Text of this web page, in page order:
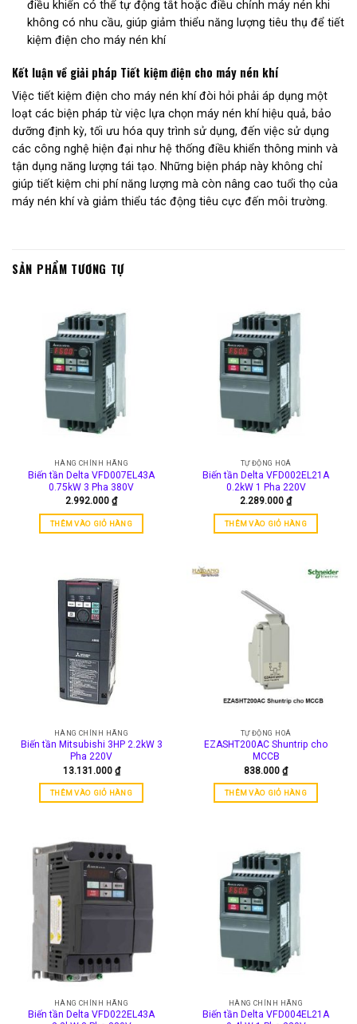
điều khiển có thể tự động tắt hoặc điều chỉnh máy nén khi
không có nhu cầu, giúp giảm thiểu năng lượng tiêu thụ để tiết
kiệm điện cho máy nén khí
Kết luận về giải pháp Tiết kiệm điện cho máy nén khí
Việc tiết kiệm điện cho máy nén khí đòi hỏi phải áp dụng một
loạt các biện pháp từ việc lựa chọn máy nén khí hiệu quả, bảo
dưỡng định kỳ, tối ưu hóa quy trình sử dụng, đến việc sử dụng
các công nghệ hiện đại như hệ thống điều khiển thông minh và
tận dụng năng lượng tái tạo. Những biện pháp này không chỉ
giúp tiết kiệm chi phí năng lượng mà còn nâng cao tuổi thọ của
máy nén khí và giảm thiểu tác động tiêu cực đến môi trường.
SẢN PHẨM TƯƠNG TỰ
HÀNG CHÍNH HÃNG
Biến tần Delta VFD007EL43A
0.75kW 3 Pha 380V
2.992.000 ₫
THÊM VÀO GIỎ HÀNG
TỰ ĐỘNG HOÁ
Biến tần Delta VFD002EL21A
0.2kW 1 Pha 220V
2.289.000 ₫
THÊM VÀO GIỎ HÀNG
HÀNG CHÍNH HÃNG
Biến tần Mitsubishi 3HP 2.2kW 3
Pha 220V
13.131.000 ₫
THÊM VÀO GIỎ HÀNG
TỰ ĐỘNG HOÁ
EZASHT200AC Shuntrip cho
MCCB
838.000 ₫
THÊM VÀO GIỎ HÀNG
HÀNG CHÍNH HÃNG
Biến tần Delta VFD022EL43A
HÀNG CHÍNH HÃNG
Biến tần Delta VFD004EL21A